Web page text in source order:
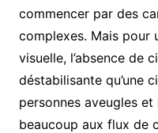
commencer par des
complexes. Mais pour
visuelle, l’absence de
déstabilisante qu’une
personnes aveugles
beaucoup aux flux de